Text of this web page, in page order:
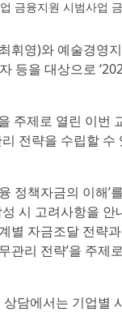
금융지원 시범사업
휘영)와 예술경영
등을 대상으로
주제로 열린 이
전략을 수립할
정책자금의 이해
시 고려사항을
별 자금조달 전
관리 전략’을 주
담에서는 기업